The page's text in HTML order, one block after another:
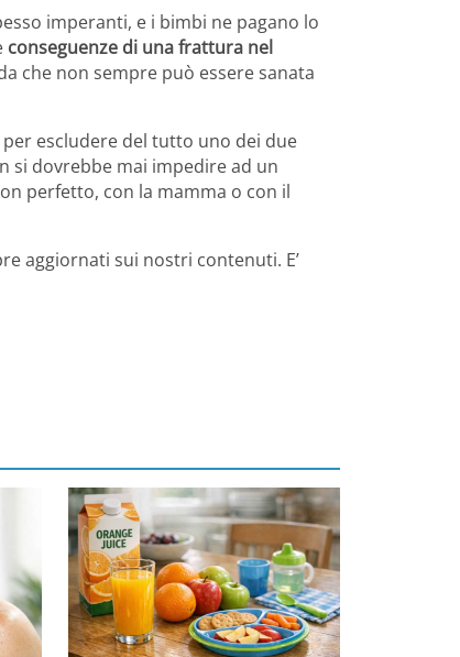
imperanti, e i bimbi ne pagano lo
conseguenze di una frattura nel
che non sempre può essere sanata
escludere del tutto uno dei due
si dovrebbe mai impedire ad un
perfetto, con la mamma o con il
aggiornati sui nostri contenuti. E’